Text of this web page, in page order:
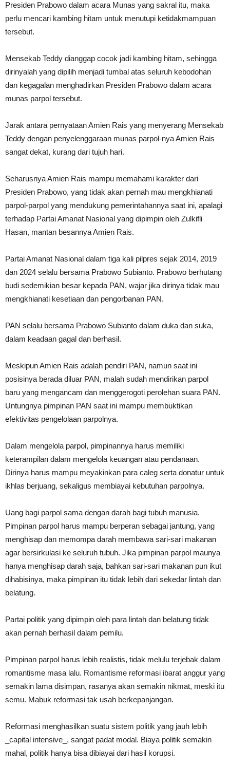
Presiden Prabowo dalam acara Munas yang sakral itu, maka
perlu mencari kambing hitam untuk menutupi ketidakmampuan
tersebut.
Mensekab Teddy dianggap cocok jadi kambing hitam, sehingga
dirinyalah yang dipilih menjadi tumbal atas seluruh kebodohan
dan kegagalan menghadirkan Presiden Prabowo dalam acara
munas parpol tersebut.
Jarak antara pernyataan Amien Rais yang menyerang Mensekab
Teddy dengan penyelenggaraan munas parpol-nya Amien Rais
sangat dekat, kurang dari tujuh hari.
Seharusnya Amien Rais mampu memahami karakter dari
Presiden Prabowo, yang tidak akan pernah mau mengkhianati
parpol-parpol yang mendukung pemerintahannya saat ini, apalagi
terhadap Partai Amanat Nasional yang dipimpin oleh Zulkifli
Hasan, mantan besannya Amien Rais.
Partai Amanat Nasional dalam tiga kali pilpres sejak 2014, 2019
dan 2024 selalu bersama Prabowo Subianto. Prabowo berhutang
budi sedemikian besar kepada PAN, wajar jika dirinya tidak mau
mengkhianati kesetiaan dan pengorbanan PAN.
PAN selalu bersama Prabowo Subianto dalam duka dan suka,
dalam keadaan gagal dan berhasil.
Meskipun Amien Rais adalah pendiri PAN, namun saat ini
posisinya berada diluar PAN, malah sudah mendirikan parpol
baru yang mengancam dan menggerogoti perolehan suara PAN.
Untungnya pimpinan PAN saat ini mampu membuktikan
efektivitas pengelolaan parpolnya.
Dalam mengelola parpol, pimpinannya harus memiliki
keterampilan dalam mengelola keuangan atau pendanaan.
Dirinya harus mampu meyakinkan para caleg serta donatur untuk
ikhlas berjuang, sekaligus membiayai kebutuhan parpolnya.
Uang bagi parpol sama dengan darah bagi tubuh manusia.
Pimpinan parpol harus mampu berperan sebagai jantung, yang
menghisap dan memompa darah membawa sari-sari makanan
agar bersirkulasi ke seluruh tubuh. Jika pimpinan parpol maunya
hanya menghisap darah saja, bahkan sari-sari makanan pun ikut
dihabisinya, maka pimpinan itu tidak lebih dari sekedar lintah dan
belatung.
Partai politik yang dipimpin oleh para lintah dan belatung tidak
akan pernah berhasil dalam pemilu.
Pimpinan parpol harus lebih realistis, tidak melulu terjebak dalam
romantisme masa lalu. Romantisme reformasi ibarat anggur yang
semakin lama disimpan, rasanya akan semakin nikmat, meski itu
semu. Mabuk reformasi tak usah berkepanjangan.
Reformasi menghasilkan suatu sistem politik yang jauh lebih
_capital intensive_, sangat padat modal. Biaya politik semakin
mahal, politik hanya bisa dibiayai dari hasil korupsi.